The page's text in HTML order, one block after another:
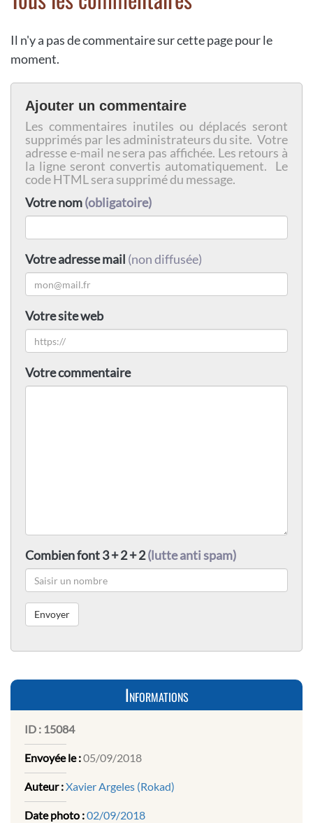
Il n'y a pas de commentaire sur cette page pour le
moment.
Ajouter un commentaire
Les commentaires inutiles ou déplacés seront
supprimés par les administrateurs du site. Votre
adresse e-mail ne sera pas affichée. Les retours à
la ligne seront convertis automatiquement. Le
code HTML sera supprimé du message.
Votre nom(obligatoire)
Votre adresse mail (non diffusée)
Votre site web
Votre commentaire
Combien font 3 + 2 + 2(lutte anti spam)
Informations
ID : 15084
Envoyée le :05/09/2018
Auteur :Xavier Argeles (Rokad)
Date photo :02/09/2018